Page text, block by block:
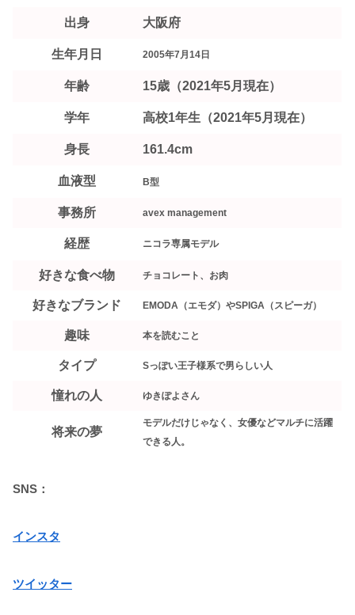
出身 大阪府
生年月日 2005年7月14日
年齢 15歳（2021年5月現在）
学年 高校1年生（2021年5月現在）
身長 161.4cm
血液型 B型
事務所 avex management
経歴 ニコラ専属モデル
好きな食べ物 チョコレート、お肉
好きなブランド EMODA（エモダ）やSPIGA（スピーガ）
趣味 本を読むこと
タイプ Sっぽい王子様系で男らしい人
憧れの人 ゆきぽよさん
将来の夢
モデルだけじゃなく、女優などマルチに活躍
できる人。
SNS：
インスタ
ツイ ッター